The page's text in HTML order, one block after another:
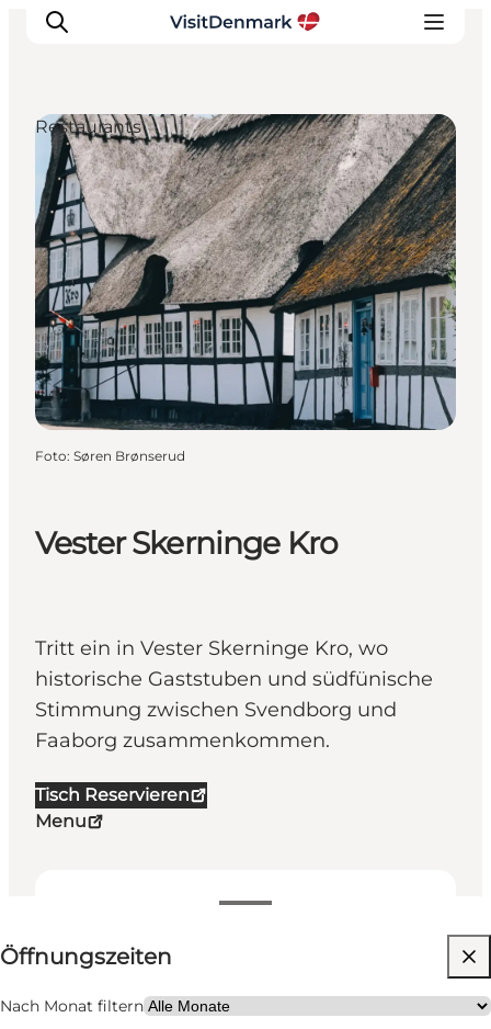
Inspiration
Regionen
Erlebnisse
Unterkünfte
Reiseplanung
Vester Skerninge Kro
Tritt ein in Vester Skerninge Kro, wo
historische Gaststuben und südfünische
Stimmung zwischen Svendborg und
Faaborg zusammenkommen.
Tisch Reservieren
Menu
Öffnungszeiten anzeigen
Öffnungszeiten
Nach Monat filtern
Website besuchen
Freunde, Mein Partner, Mir selbst, Mein Geschäft,
Restaurants
Foto: Søren Brønserud